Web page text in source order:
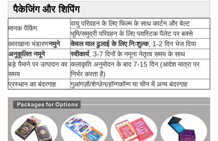
पैकेजिंग और शिपिंग
मानक पैकिंग
वायु परिवहन के लिए फिल्म के साथ कार्टन और बेल्ट
भूमि/समुद्री परिवहन के लिए प्लास्टिक पैलेट पर बक्से
कारखाना भंडारणनमुने केवल माल ढुलाई के लिए निःशुल्क, 1-2 दिन भेज दिया
अनुकूलित नमूने
स्वीकार्य, 3-7 दिनों के नमूना नेतृत्व समय के साथ
बड़े पैमाने पर उत्पादन का
समय
कलाकृति अनुमोदन के बाद 7-15 दिन (आदेश मात्रा पर
निर्भर करता है)
प्रस्थान का बंदरगाह
गुआंगज़ौ/शेन्ज़ेन/हॉन्गकॉन्ग या चीन में अन्य बंदरगाह